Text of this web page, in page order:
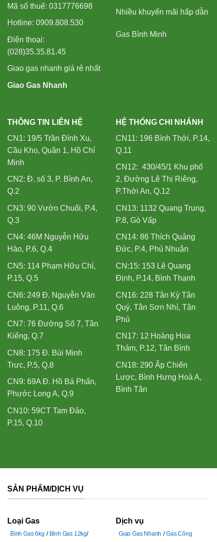
Mã số thuế: 0317776698
Hotline: 0909.808.530
Điện thoại:
(028)35.35.81.45
Giao gas nhanh giá rẻ nhất
Giao Gas Nhanh
Nhiều khuyến mãi hấp dẫn
Gas Bình Minh
THÔNG TIN LIÊN HỆ
CN1: 19/5 Trần Đình Xu,
Cầu Kho, Quận 1, Hồ Chí
Minh
CN2: Đ. số 3, P. Bình An,
Q.2
CN3: 90 Vườn Chuối, P.4,
Q.3
CN4: 46M Nguyễn Hữu
Hào, P.6, Q.4
CN5: 114 Phạm Hữu Chí,
P.15, Q.5
CN6: 249 Đ. Nguyễn Văn
Luông, P.11, Q.6
CN7: 76 Đường Số 7, Tân
Kiểng, Q.7
CN8: 175 Đ. Bùi Minh
Trực, P.5, Q.8
CN9: 69A Đ. Hồ Bá Phấn,
Phước Long A, Q.9
CN10: 59CT Tam Đảo,
P.15, Q.10
HỆ THỐNG CHI NHÁNH
CN11: 196 Bình Thới, P.14,
Q.11
CN12: 430/45/1 Khu phố
2, Đường Lê Thị Riêng,
P.Thới An, Q.12
CN13: 1132 Quang Trung,
P.8, Gò Vấp
CN14: 86 Thích Quảng
Đức, P.4, Phú Nhuận
CN:15: 153 Lê Quang
Định, P.14, Bình Thạnh
CN16: 228 Tân Kỳ Tân
Quý, Tân Sơn Nhì, Tân
Phú
CN17: 12 Hoàng Hoa
Thám, P.12, Tân Bình
CN18: 290 Ấp Chiến
Lược, Bình Hưng Hoà A,
Bình Tân
SẢN PHẨM/DỊCH VỤ
Loại Gas
Bình Gas 6kg
Bình Gas 12kg
Dịch vụ
Giao Gas Nhanh
Gas Công